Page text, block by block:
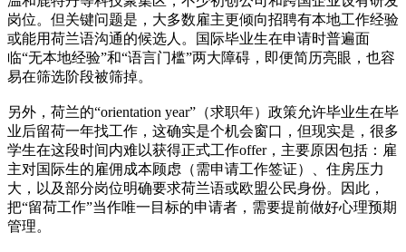
岗位。但关键问题是，大多数雇主更倾向招聘有本地工作经验
或能用荷兰语沟通的候选人。国际毕业生在申请时普遍面
临“无本地经验”和“语言门槛”两大障碍，即便简历亮眼，也容
易在筛选阶段被筛掉。
另外，荷兰的“orientation year”（求职年）政策允许毕业生在毕
业后留荷一年找工作，这确实是个机会窗口，但现实是，很多
学生在这段时间内难以获得正式工作offer，主要原因包括：雇
主对国际生的雇佣成本顾虑（需申请工作签证）、住房压力
大，以及部分岗位明确要求荷兰语或欧盟公民身份。因此，
把“留荷工作”当作唯一目标的申请者，需要提前做好心理预期
管理。